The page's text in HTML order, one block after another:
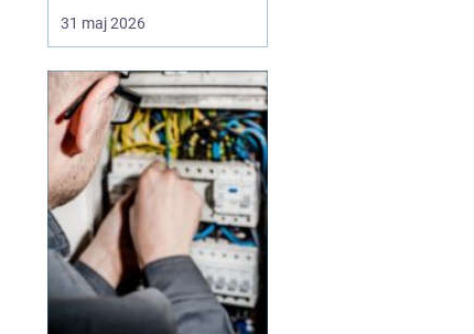
Nya bostadsområden
växer fram, äldre hus får
miljöer formas om för
att möta dagens behov.
Samtidigt ska historia,
hållbarhet och
vardagsliv rymmas inom
sam...
31 maj 2026